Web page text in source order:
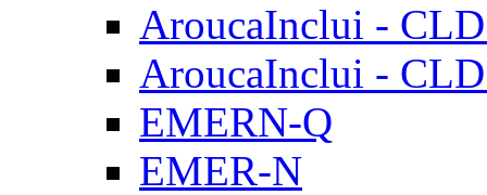
AroucaInclui -
AroucaInclui -
EMERN-Q
EMER-N